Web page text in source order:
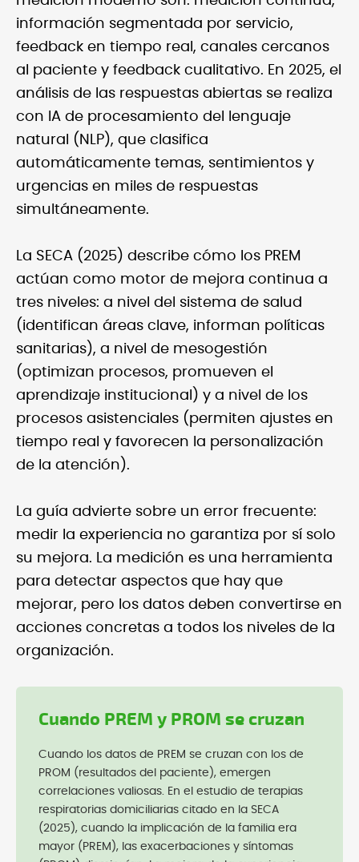
información segmentada por servicio,
feedback en tiempo real, canales cercanos
al paciente y feedback cualitativo. En 2025, el
análisis de las respuestas abiertas se realiza
con IA de procesamiento del lenguaje
natural (NLP), que clasifica
automáticamente temas, sentimientos y
urgencias en miles de respuestas
simultáneamente.
La SECA (2025) describe cómo los PREM
actúan como motor de mejora continua a
tres niveles: a nivel del sistema de salud
(identifican áreas clave, informan políticas
sanitarias), a nivel de mesogestión
(optimizan procesos, promueven el
aprendizaje institucional) y a nivel de los
procesos asistenciales (permiten ajustes en
tiempo real y favorecen la personalización
de la atención).
La guía advierte sobre un error frecuente:
medir la experiencia no garantiza por sí solo
su mejora. La medición es una herramienta
para detectar aspectos que hay que
mejorar, pero los datos deben convertirse en
acciones concretas a todos los niveles de la
organización.
Cuando PREM y PROM se cruzan
Cuando los datos de PREM se cruzan con los de
PROM (resultados del paciente), emergen
correlaciones valiosas. En el estudio de terapias
respiratorias domiciliarias citado en la SECA
(2025), cuando la implicación de la familia era
mayor (PREM), las exacerbaciones y síntomas